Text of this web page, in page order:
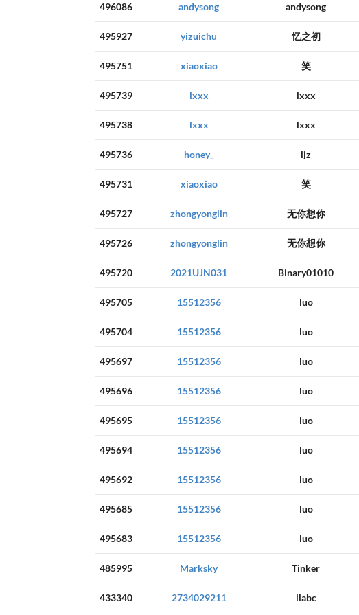
496086 andysong andysong
495927 yizuichu 忆之初
495751 xiaoxiao 笑
495739 lxxx lxxx
495738 lxxx lxxx
495736 honey_ ljz
495731 xiaoxiao 笑
495727 zhongyonglin 无你想你
495726 zhongyonglin 无你想你
495720 2021UJN031 Binary01010
495705 15512356 luo
495704 15512356 luo
495697 15512356 luo
495696 15512356 luo
495695 15512356 luo
495694 15512356 luo
495692 15512356 luo
495685 15512356 luo
495683 15512356 luo
485995 Marksky Tinker
433340 2734029211 llabc